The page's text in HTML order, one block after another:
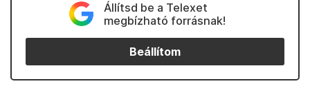
Állítsd be a Telexet
megbízható forrásnak!
Beállítom